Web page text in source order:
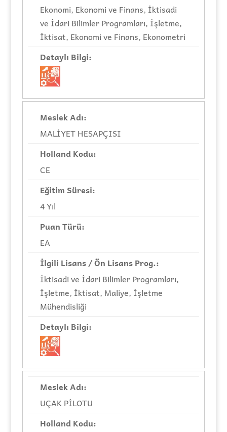
Ekonomi, Ekonomi ve Finans, İktisadi
ve İdari Bilimler Programları, İşletme,
İktisat, Ekonomi ve Finans, Ekonometri
MALİYET HESAPÇISI
CE
4 Yıl
EA
İktisadi ve İdari Bilimler Programları,
İşletme, İktisat, Maliye, İşletme
Mühendisliği
UÇAK PİLOTU